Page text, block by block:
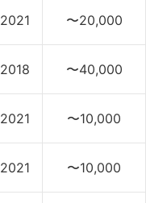
2021 〜20,000
2018 〜40,000
2021 〜10,000
2021 〜10,000